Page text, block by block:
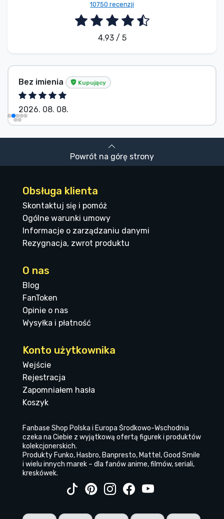
10750 recenzji
4.93 / 5
Bez imienia Kupujący
2026. 08. 08.
Powrót na górę strony
Obsługa klienta
Skontaktuj się i pomóż
Ogólne warunki umowy
Informacje o zarządzaniu danymi
Rezygnacja, zwrot produktu
O nas
Blog
FanToken
Opinie o nas
Wysyłka i płatność
Konto użytkownika
Wejście
Rejestracja
Zapomniałem hasła
Koszyk
Fanbase Shop Polska i Europa Środkowo-Wschodnia
czeka na Ciebie z wyjątkową ofertą figurek i produktów
kolekcjonerskich.
Produkty Funko, Hasbro, Banpresto, Mattel, Good Smile
i wielu innych marek – dla fanów anime, filmów, seriali,
kreskówek.